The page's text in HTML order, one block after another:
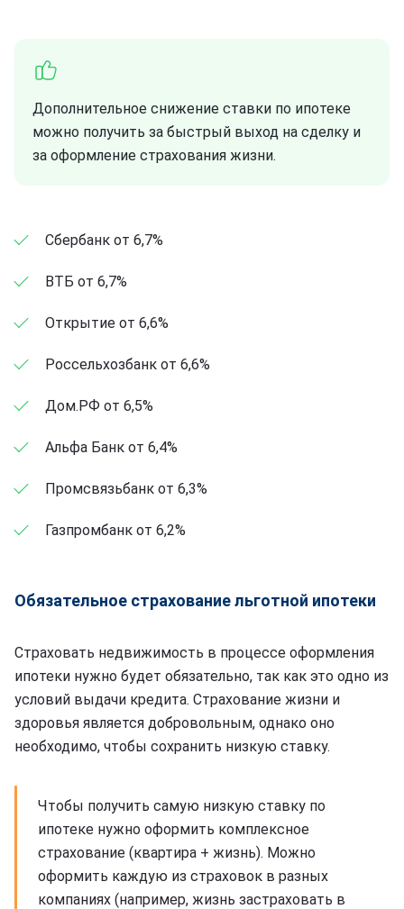
Дополнительное снижение ставки по ипотеке
можно получить за быстрый выход на сделку и
за оформление страхования жизни.
Сбербанк от 6,7%
ВТБ от 6,7%
Открытие от 6,6%
Россельхозбанк от 6,6%
Дом.РФ от 6,5%
Альфа Банк от 6,4%
Промсвязьбанк от 6,3%
Газпромбанк от 6,2%
Обязательное страхование льготной ипотеки
Страховать недвижимость в процессе оформления
ипотеки нужно будет обязательно, так как это одно из
условий выдачи кредита. Страхование жизни и
здоровья является добровольным, однако оно
необходимо, чтобы сохранить низкую ставку.
Чтобы получить самую низкую ставку по
ипотеке нужно оформить комплексное
страхование (квартира + жизнь). Можно
оформить каждую из страховок в разных
компаниях (например, жизнь застраховать в